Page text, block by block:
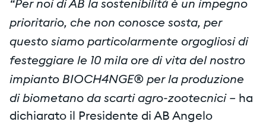
“Per noi di AB la sostenibilità̀ è un impegno
prioritario, che non conosce sosta, per
questo siamo particolarmente orgogliosi di
festeggiare le 10 mila ore di vita del nostro
impianto BIOCH4NGE® per la produzione
di biometano da scarti agro-zootecnici – ha
dichiarato il Presidente di AB Angelo